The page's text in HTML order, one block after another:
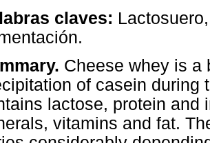
claves:
Cheese whey is a
of casein during
lactose, protein and
vitamins and fat.